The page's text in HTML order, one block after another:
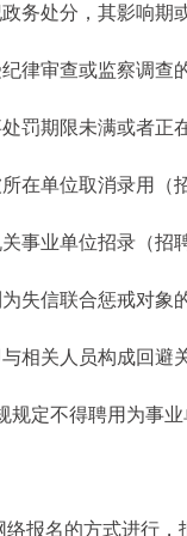
务处分，其影响期
律审查或监察调查
罚期限未满或者正
在单位取消录用（
事业单位招录（招
失信联合惩戒对象
相关人员构成回避
规定不得聘用为事
络报名的方式进行，